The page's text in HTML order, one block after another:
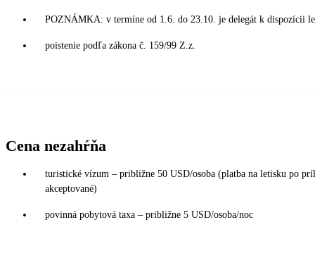
POZNÁMKA: v termíne od 1.6. do 23.10. je delegát k dispozícii
poistenie podľa zákona č. 159/99 Z.z.
Cena nezahŕňa
turistické vízum – približne 50 USD/osoba (platba na letisku po
akceptované)
povinná pobytová taxa – približne 5 USD/osoba/noc